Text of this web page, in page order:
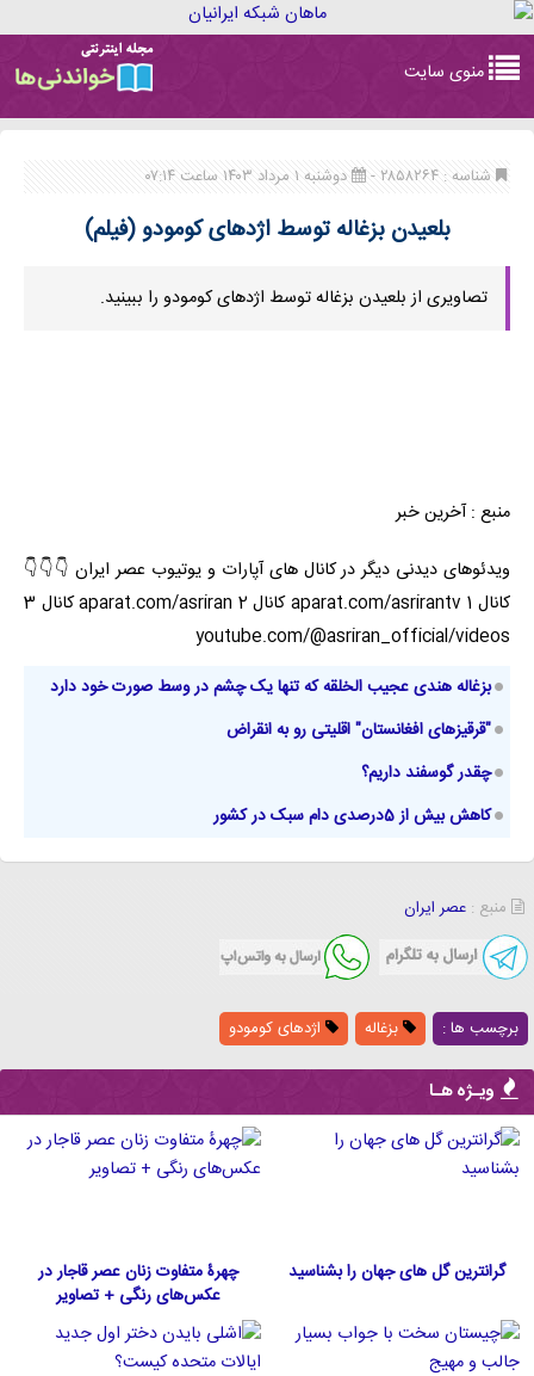
navigation
منوی سایت
شناسه : ۲۸۵۸۲۶۴ - دوشنبه ۱ مرداد ۱۴۰۳ ساعت ۰۷:۱۴
بلعیدن بزغاله توسط اژد‌های کومودو (فیلم)
تصاویری از بلعیدن بزغاله توسط اژد‌های کومودو را ببینید.
منبع : آخرین خبر
ویدئوهای دیدنی دیگر در کانال های آپارات و یوتیوب عصر ایران 👇👇👇
کانال 1
aparat.com/asrirantvکانال 2 aparat.com/asriranکانال 3
youtube.com/@asriran_official/videos
بزغاله هندی عجیب الخلقه که تنها یک چشم در وسط صورت خود دارد
"قرقیزهای افغانستان" اقلیتی رو به انقراض
چقدر گوسفند داریم؟
کاهش بیش از 5درصدی دام سبک در کشور
منبع : عصر ایران
برچسب ها : بزغاله اژد‌های کومودو
ویـژه هـا
گرانترین گل های جهان را بشناسید
چهرۀ متفاوت زنان عصر قاجار در
عکس‌های رنگی + تصاویر